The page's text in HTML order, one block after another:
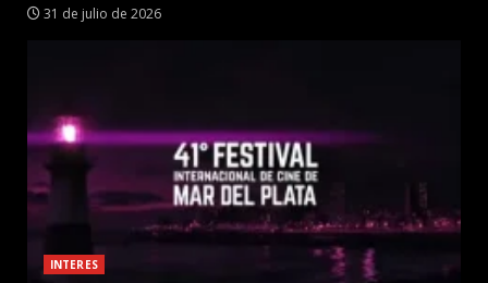
31 de julio de 2026
INTERES